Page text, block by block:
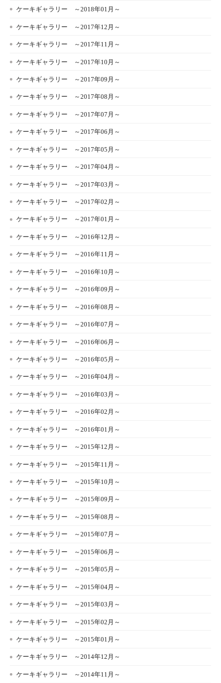
ケーキギャラリー ～2018年01月～
ケーキギャラリー ～2017年12月～
ケーキギャラリー ～2017年11月～
ケーキギャラリー ～2017年10月～
ケーキギャラリー ～2017年09月～
ケーキギャラリー ～2017年08月～
ケーキギャラリー ～2017年07月～
ケーキギャラリー ～2017年06月～
ケーキギャラリー ～2017年05月～
ケーキギャラリー ～2017年04月～
ケーキギャラリー ～2017年03月～
ケーキギャラリー ～2017年02月～
ケーキギャラリー ～2017年01月～
ケーキギャラリー ～2016年12月～
ケーキギャラリー ～2016年11月～
ケーキギャラリー ～2016年10月～
ケーキギャラリー ～2016年09月～
ケーキギャラリー ～2016年08月～
ケーキギャラリー ～2016年07月～
ケーキギャラリー ～2016年06月～
ケーキギャラリー ～2016年05月～
ケーキギャラリー ～2016年04月～
ケーキギャラリー ～2016年03月～
ケーキギャラリー ～2016年02月～
ケーキギャラリー ～2016年01月～
ケーキギャラリー ～2015年12月～
ケーキギャラリー ～2015年11月～
ケーキギャラリー ～2015年10月～
ケーキギャラリー ～2015年09月～
ケーキギャラリー ～2015年08月～
ケーキギャラリー ～2015年07月～
ケーキギャラリー ～2015年06月～
ケーキギャラリー ～2015年05月～
ケーキギャラリー ～2015年04月～
ケーキギャラリー ～2015年03月～
ケーキギャラリー ～2015年02月～
ケーキギャラリー ～2015年01月～
ケーキギャラリー ～2014年12月～
ケーキギャラリー ～2014年11月～